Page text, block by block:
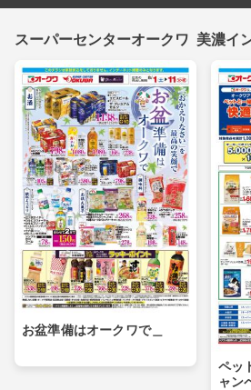
スーパーセンターオークワ 美濃イ
お盆準備はオークワで＿
ペッ
ャン